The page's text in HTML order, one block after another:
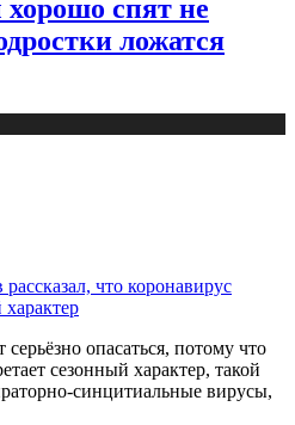
спят не
ложатся
что коронавирус
опасаться, потому что
сезонный характер, такой
синцитиальные вирусы,